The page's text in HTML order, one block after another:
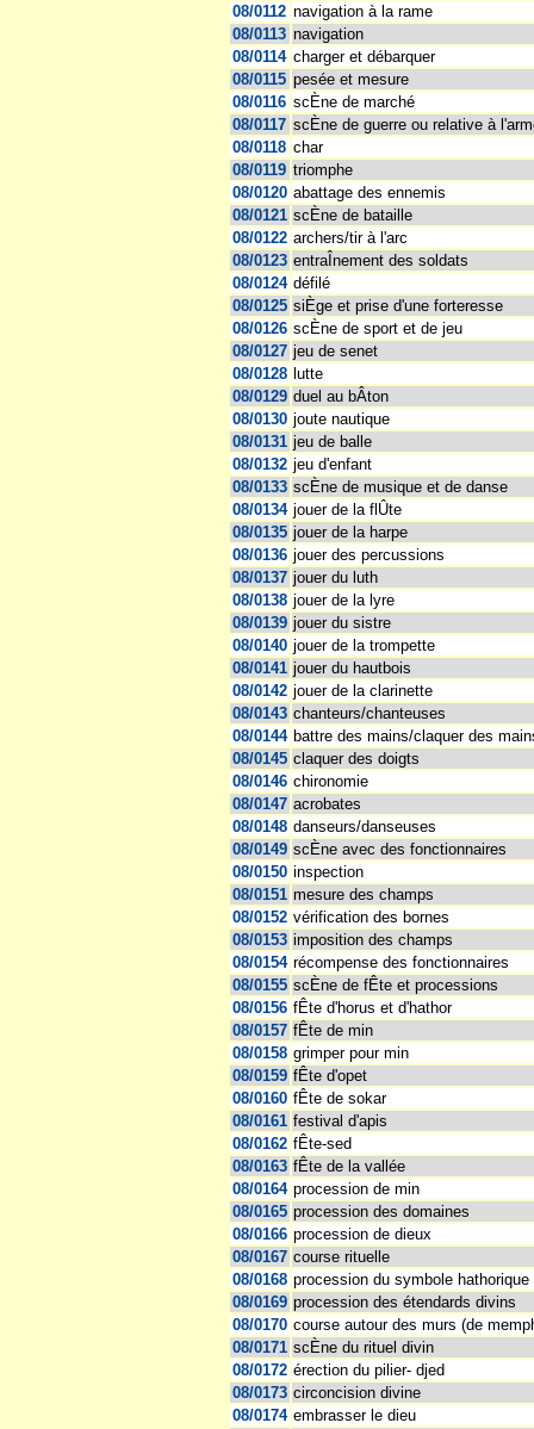
08/0112 navigation à la rame
08/0113 navigation
08/0114 charger et débarquer
08/0115 pesée et mesure
08/0116 scÈne de marché
08/0117 scÈne de guerre ou relative à
08/0118 char
08/0119 triomphe
08/0120 abattage des ennemis
08/0121 scÈne de bataille
08/0122 archers/tir à l'arc
08/0123 entraÎnement des soldats
08/0124 défilé
08/0125 siÈge et prise d'une forteresse
08/0126 scÈne de sport et de jeu
08/0127 jeu de senet
08/0128 lutte
08/0129 duel au bÂton
08/0130 joute nautique
08/0131 jeu de balle
08/0132 jeu d'enfant
08/0133 scÈne de musique et de danse
08/0134 jouer de la flÛte
08/0135 jouer de la harpe
08/0136 jouer des percussions
08/0137 jouer du luth
08/0138 jouer de la lyre
08/0139 jouer du sistre
08/0140 jouer de la trompette
08/0141 jouer du hautbois
08/0142 jouer de la clarinette
08/0143 chanteurs/chanteuses
08/0144 battre des mains/claquer des
08/0145 claquer des doigts
08/0146 chironomie
08/0147 acrobates
08/0148 danseurs/danseuses
08/0149 scÈne avec des fonctionnaires
08/0150 inspection
08/0151 mesure des champs
08/0152 vérification des bornes
08/0153 imposition des champs
08/0154 récompense des fonctionnaires
08/0155 scÈne de fÊte et processions
08/0156 fÊte d'horus et d'hathor
08/0157 fÊte de min
08/0158 grimper pour min
08/0159 fÊte d'opet
08/0160 fÊte de sokar
08/0161 festival d'apis
08/0162 fÊte-sed
08/0163 fÊte de la vallée
08/0164 procession de min
08/0165 procession des domaines
08/0166 procession de dieux
08/0167 course rituelle
08/0168 procession du symbole hathorique
08/0169 procession des étendards divins
08/0170 course autour des murs (de
08/0171 scÈne du rituel divin
08/0172 érection du pilier- djed
08/0173 circoncision divine
08/0174 embrasser le dieu